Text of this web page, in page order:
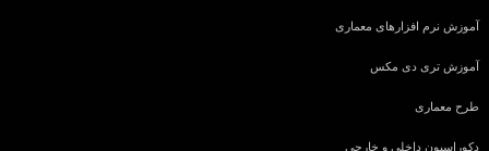
آموزش نرم افزارهای معماری
آموزش تری دی مکس
طرح معماری
دکوراسیون داخلی و خارجی